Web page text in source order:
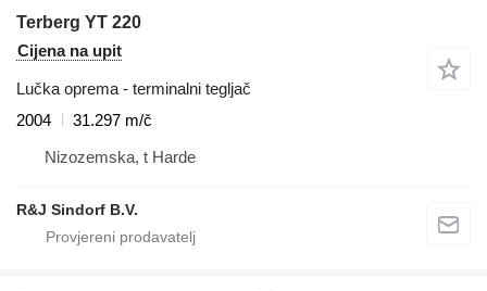
Terberg YT 220
Cijena na upit
Lučka oprema - terminalni tegljač
2004
31.297 m/č
Nizozemska, t Harde
R&J Sindorf B.V.